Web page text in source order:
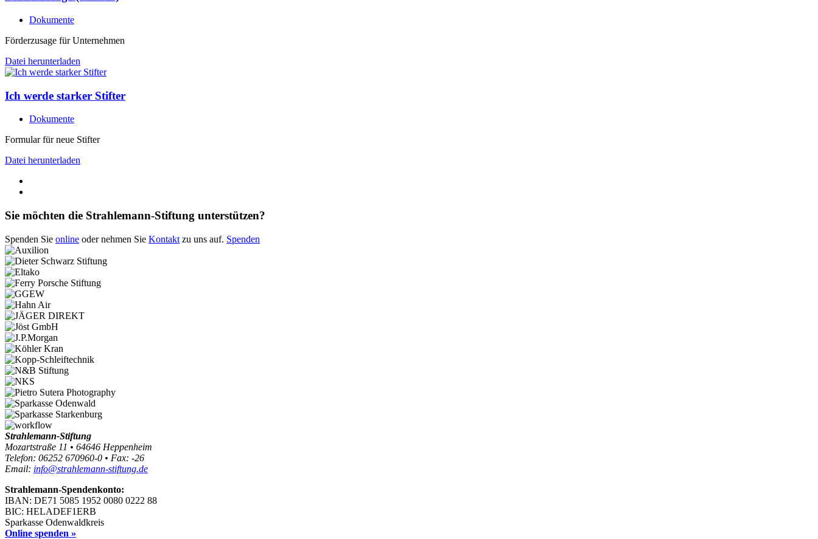
Dokumente
Förderzusage für Unternehmen
Datei herunterladen
Ich werde starker Stifter
Dokumente
Formular für neue Stifter
Datei herunterladen
Sie möchten die Strahlemann-Stiftung unterstützen?
Spenden Sie online oder nehmen Sie Kontakt zu uns auf. Spenden
Strahlemann-Stiftung
Mozartstraße 11 • 64646 Heppenheim
Telefon: 06252 670960-0 • Fax: -26
Email: info@strahlemann-stiftung.de
Strahlemann-Spendenkonto:
IBAN: DE71 5085 1952 0080 0222 88
BIC: HELADEF1ERB
Sparkasse Odenwaldkreis
Online spenden »